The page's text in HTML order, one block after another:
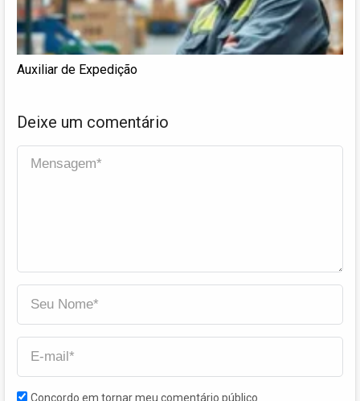
Auxiliar de Expedição
Deixe um comentário
Concordo em tornar meu comentário público